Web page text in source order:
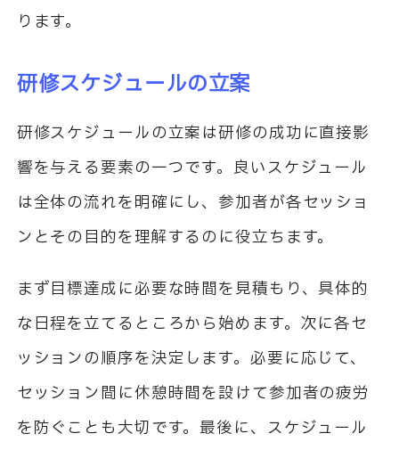
ります。
研修スケジュールの立案
研修スケジュールの立案は研修の成功に直接影
響を与える要素の一つです。良いスケジュール
は全体の流れを明確にし、参加者が各セッショ
ンとその目的を理解するのに役立ちます。
まず目標達成に必要な時間を見積もり、具体的
な日程を立てるところから始めます。次に各セ
ッションの順序を決定します。必要に応じて、
セッション間に休憩時間を設けて参加者の疲労
を防ぐことも大切です。最後に、スケジュール